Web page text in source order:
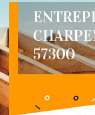
57300